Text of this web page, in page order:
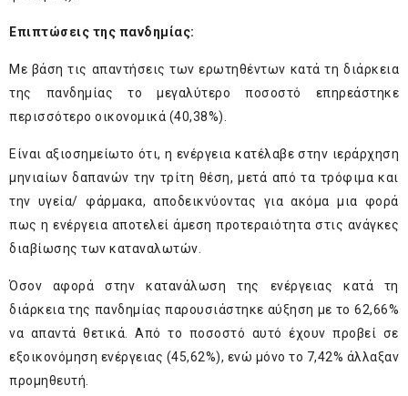
Επιπτώσεις της πανδημίας:
Με βάση τις απαντήσεις των ερωτηθέντων κατά τη διάρκεια
της πανδημίας το μεγαλύτερο ποσοστό επηρεάστηκε
περισσότερο οικονομικά (40,38%).
Είναι αξιοσημείωτο ότι, η ενέργεια κατέλαβε στην ιεράρχηση
μηνιαίων δαπανών την τρίτη θέση, μετά από τα τρόφιμα και
την υγεία/ φάρμακα, αποδεικνύοντας για ακόμα μια φορά
πως η ενέργεια αποτελεί άμεση προτεραιότητα στις ανάγκες
διαβίωσης των καταναλωτών.
Όσον αφορά στην κατανάλωση της ενέργειας κατά τη
διάρκεια της πανδημίας παρουσιάστηκε αύξηση με το 62,66%
να απαντά θετικά. Από το ποσοστό αυτό έχουν προβεί σε
εξοικονόμηση ενέργειας (45,62%), ενώ μόνο το 7,42% άλλαξαν
προμηθευτή.